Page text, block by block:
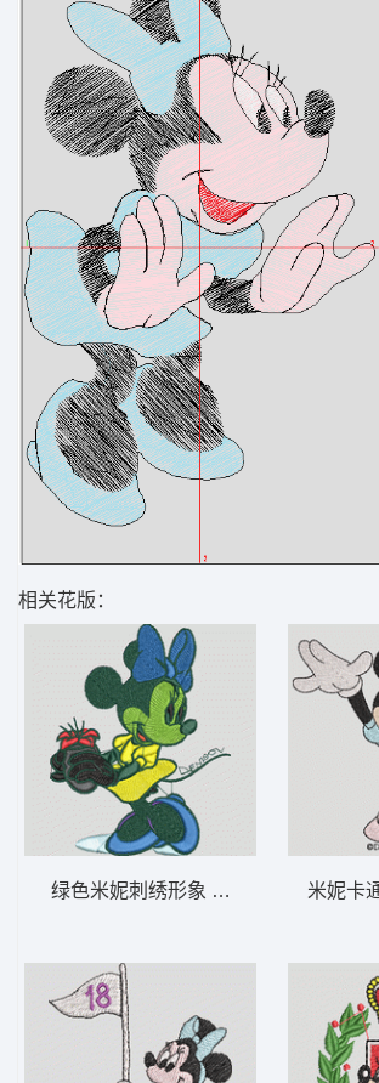
相关花版：
绿色米妮刺绣形象 米妮 42-DST格式
米妮卡